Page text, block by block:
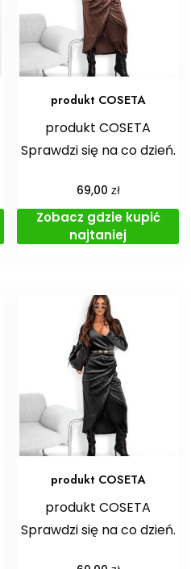
produkt COSETA
produkt COSETA
Sprawdzi się na co dzień.
69,00 zł
Zobacz gdzie kupić
najtaniej
produkt COSETA
produkt COSETA
Sprawdzi się na co dzień.